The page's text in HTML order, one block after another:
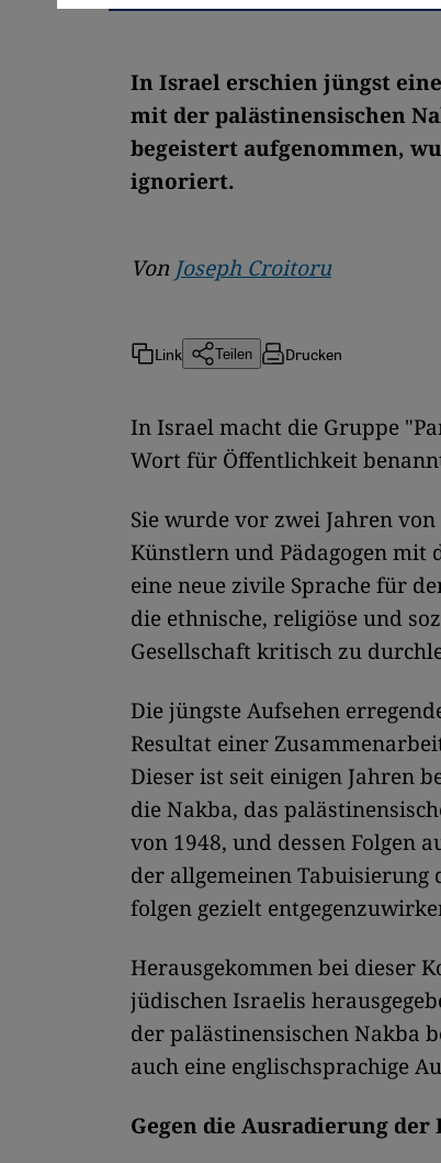
In Israel erschien jüngst
mit der palästinensischen
begeistert aufgenommen,
ignoriert.
Von Joseph Croitoru
Link Teilen Drucken
​​In Israel macht die Gruppe
Wort für Öffentlichkeit
Sie wurde vor zwei Jahren
Künstlern und Pädagogen mit
eine neue zivile Sprache für
die ethnische, religiöse und
Gesellschaft kritisch zu
Die jüngste Aufsehen
Resultat einer
Dieser ist seit einigen Jahren
die Nakba, das
von 1948, und dessen Folgen
der allgemeinen Tabuisierung
folgen gezielt
Herausgekommen bei dieser
jüdischen Israelis
der palästinensischen Nakba
auch eine englischsprachige
Gegen die Ausradierung